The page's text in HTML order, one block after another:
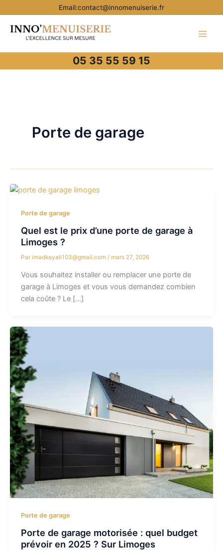
au
contenu
Email:contact@innomenuiserie.fr
05 35 55 59 15
Porte de garage
Porte de garage
Quel est le prix d’une porte de garage à
Limoges ?
Par imadkayali103@gmail.com / mars 27, 2026
Vous souhaitez installer ou remplacer une porte de
garage à Limoges et vous vous demandez combien
cela coûte ? Le […]
Porte de garage
Porte de garage motorisée : quel budget
prévoir en 2025 ? Sur Limoges